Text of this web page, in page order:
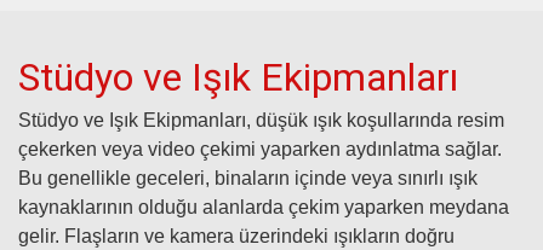
Canon R6 Mark III Bundle Setler
Alışverişe
Başla
Stüdyo ve Işık Ekipmanları
Stüdyo ve Işık Ekipmanları, düşük ışık koşullarında resim
çekerken veya video çekimi yaparken aydınlatma sağlar.
Bu genellikle geceleri, binaların içinde veya sınırlı ışık
kaynaklarının olduğu alanlarda çekim yaparken meydana
gelir. Flaşların ve kamera üzerindeki ışıkların doğru